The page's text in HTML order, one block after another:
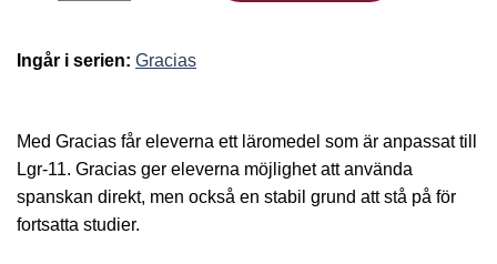
Ingår i serien: Gracias
Med Gracias får eleverna ett läromedel som är anpassat till
Lgr-11. Gracias ger eleverna möjlighet att använda
spanskan direkt, men också en stabil grund att stå på för
fortsatta studier.